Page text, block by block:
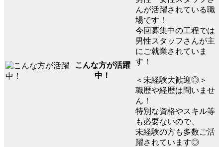
こんな方が活躍
中！
んが活躍されている職
場です！
今回募集中の工程では
男性スタッフさんが主
にご就業されていま
す！
＜未経験大歓迎◎＞
職歴や経歴は問いませ
ん！
特別な資格やスキル等
も必要ないので、
未経験の方も多数ご活
躍されています◎